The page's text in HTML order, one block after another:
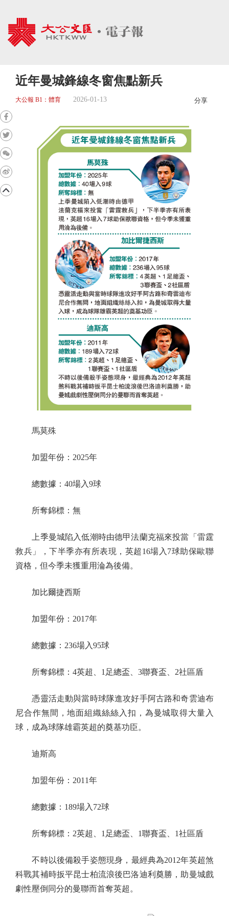
近年曼城鋒線冬窗焦點新兵
大公報 B1：體育 2026-01-13 分享
馬莫殊
加盟年份：2025年
總數據：40場入9球
所奪錦標：無
上季曼城陷入低潮時由德甲法蘭克福來投當「雷霆
救兵」，下半季亦有所表現，英超16場入7球助保歐聯
資格，但今季未獲重用淪為後備。
加比爾捷西斯
加盟年份：2017年
總數據：236場入95球
所奪錦標：4英超、1足總盃、3聯賽盃、2社區盾
憑靈活走動與當時球隊進攻好手阿古路和奇雲迪布
尼合作無間，地面組織絲絲入扣，為曼城取得大量入
球，成為球隊雄霸英超的奠基功臣。
迪斯高
加盟年份：2011年
總數據：189場入72球
所奪錦標：2英超、1足總盃、1聯賽盃、1社區盾
不時以後備殺手姿態現身，最經典為2012年英超煞
科戰其補時扳平昆士柏流浪後巴洛迪利奠勝，助曼城戲
劇性壓倒同分的曼聯而首奪英超。